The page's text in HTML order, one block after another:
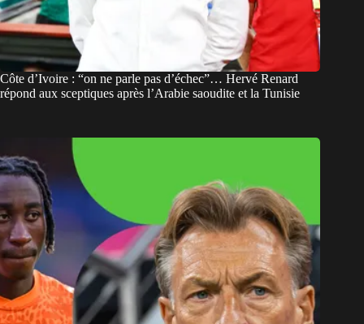
Côte d’Ivoire : “on ne parle pas d’échec”… Hervé Renard
répond aux sceptiques après l’Arabie saoudite et la Tunisie